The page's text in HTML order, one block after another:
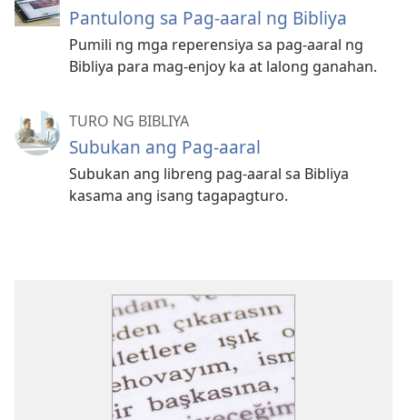
Pantulong sa Pag-aaral ng Bibliya
Pumili ng mga reperensiya sa pag-aaral ng
Bibliya para mag-enjoy ka at lalong ganahan.
TURO NG BIBLIYA
Subukan ang Pag-aaral
Subukan ang libreng pag-aaral sa Bibliya
kasama ang isang tagapagturo.